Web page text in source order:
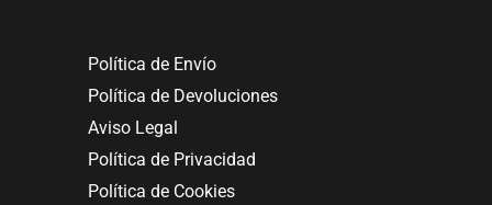
Política de Envío
Política de Devoluciones
Aviso Legal
Política de Privacidad
Política de Cookies